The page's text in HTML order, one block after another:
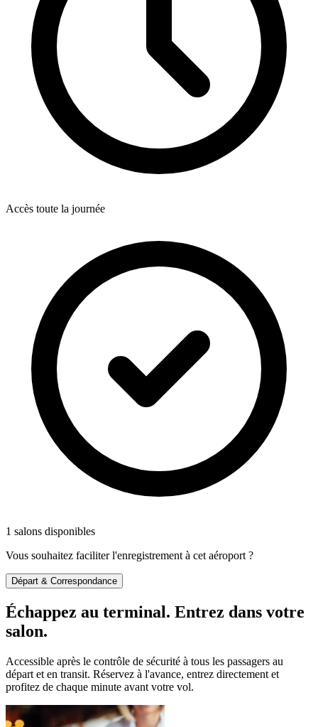
Accès toute la journée
1 salons disponibles
Vous souhaitez faciliter l'enregistrement à cet aéroport ?
Départ & Correspondance
Échappez au terminal. Entrez dans votre
salon.
Accessible après le contrôle de sécurité à tous les passagers au
départ et en transit. Réservez à l'avance, entrez directement et
profitez de chaque minute avant votre vol.